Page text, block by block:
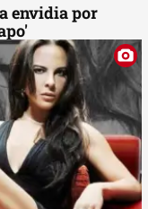
envidia por